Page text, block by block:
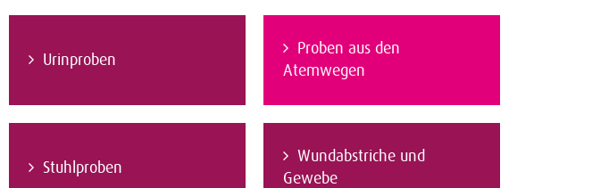
Urinproben
Proben aus den
Atemwegen
Stuhlproben
Wundabstriche und
Gewebe